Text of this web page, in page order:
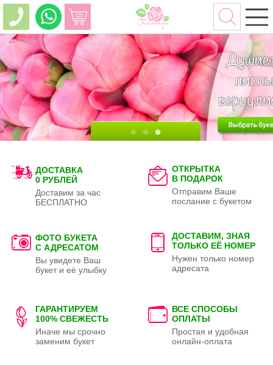
ДОСТАВКА
0 РУБЛЕЙ
Доставим за час
БЕСПЛАТНО
ОТКРЫТКА
В ПОДАРОК
Отправим Ваше
послание с букетом
ФОТО БУКЕТА
С АДРЕСАТОМ
Вы увидете Ваш
букет и её улыбку
ДОСТАВИМ, ЗНАЯ
ТОЛЬКО ЕЁ НОМЕР
Нужен только номер
адресата
ГАРАНТИРУЕМ
100% СВЕЖЕСТЬ
Иначе мы срочно
заменим букет
ВСЕ СПОСОБЫ
ОПЛАТЫ
Простая и удобная
онлайн-оплата